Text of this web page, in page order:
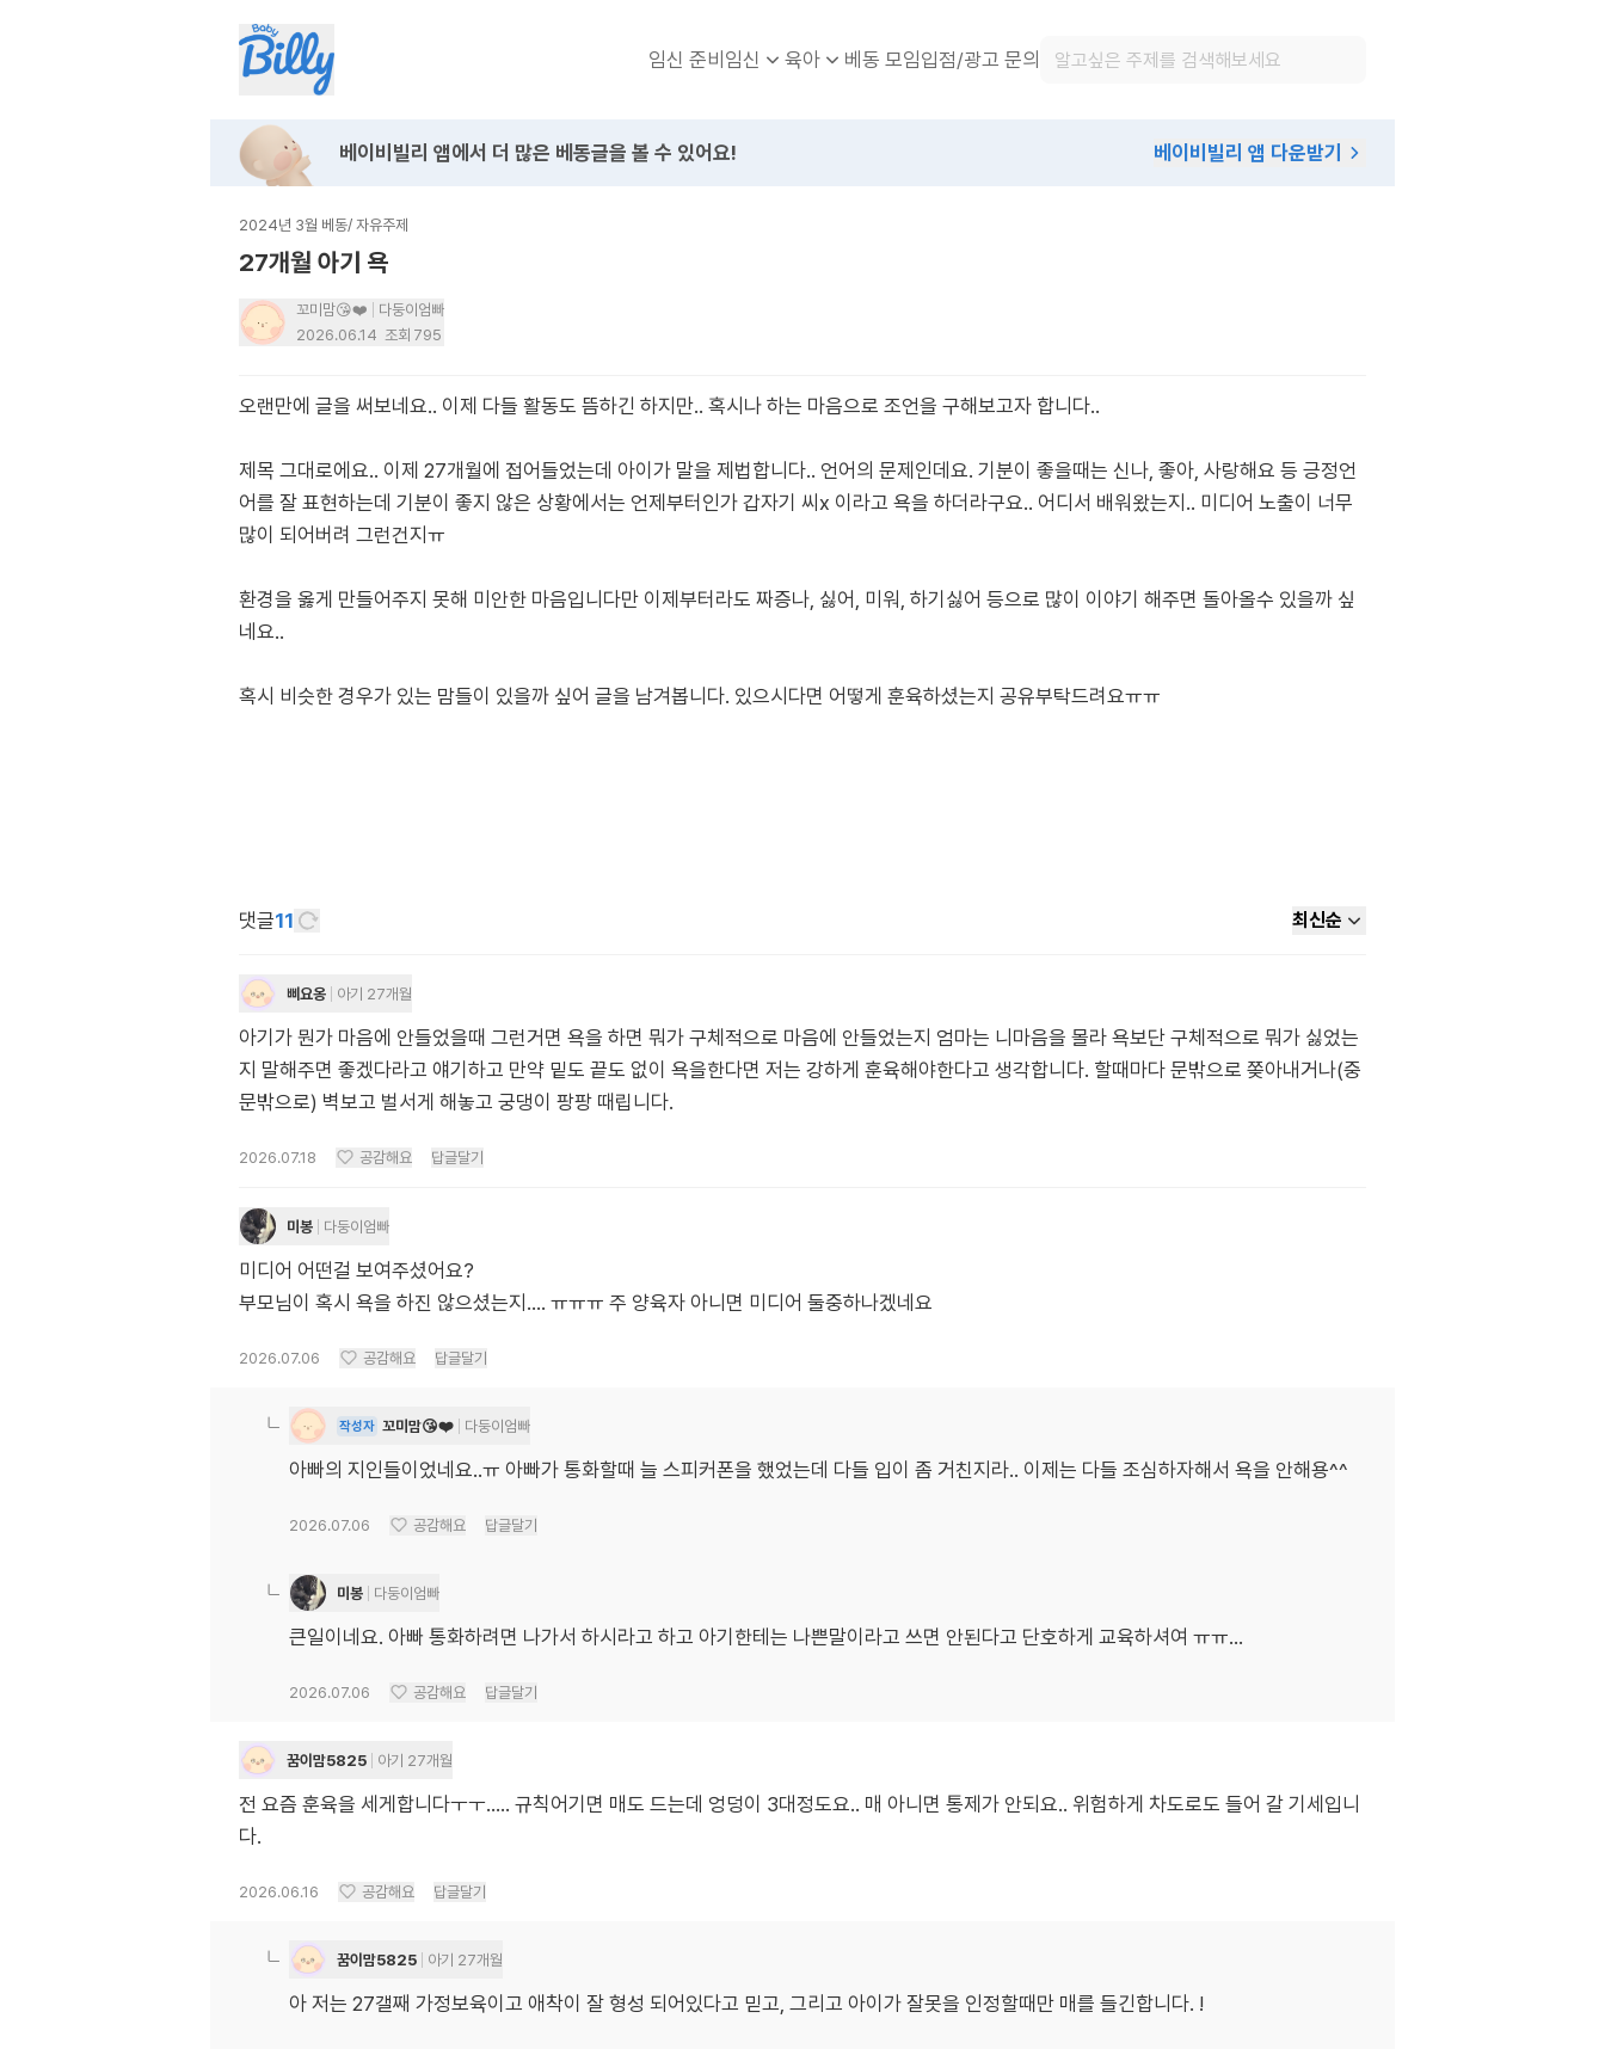
임신 준비임신 육아 베동 모임입점/광고 문의
베이비빌리 앱에서 더 많은 베동글을 볼 수 있어요! 베이비빌리 앱 다운받기
2024년 3월 베동/ 자유주제
27개월 아기 욕
꼬미맘😘❤️
다둥이엄빠
2026.06.14 조회 795
오랜만에 글을 써보네요.. 이제 다들 활동도 뜸하긴 하지만.. 혹시나 하는 마음으로 조언을 구해보고자 합니다..
제목 그대로에요.. 이제 27개월에 접어들었는데 아이가 말을 제법합니다.. 언어의 문제인데요. 기분이 좋을때는 신나, 좋아, 사랑해요 등 긍정언
어를 잘 표현하는데 기분이 좋지 않은 상황에서는 언제부터인가 갑자기 씨x 이라고 욕을 하더라구요.. 어디서 배워왔는지.. 미디어 노출이 너무
많이 되어버려 그런건지ㅠ
환경을 옳게 만들어주지 못해 미안한 마음입니다만 이제부터라도 짜증나, 싫어, 미워, 하기싫어 등으로 많이 이야기 해주면 돌아올수 있을까 싶
네요..
혹시 비슷한 경우가 있는 맘들이 있을까 싶어 글을 남겨봅니다. 있으시다면 어떻게 훈육하셨는지 공유부탁드려요ㅠㅠ
댓글11 최신순
삐요옹 아기 27개월
아기가 뭔가 마음에 안들었을때 그런거면 욕을 하면 뭐가 구체적으로 마음에 안들었는지 엄마는 니마음을 몰라 욕보단 구체적으로 뭐가 싫었는
지 말해주면 좋겠다라고 얘기하고 만약 밑도 끝도 없이 욕을한다면 저는 강하게 훈육해야한다고 생각합니다. 할때마다 문밖으로 쫒아내거나(중
문밖으로) 벽보고 벌서게 해놓고 궁댕이 팡팡 때립니다.
2026.07.18 공감해요 답글달기
미봉 다둥이엄빠
미디어 어떤걸 보여주셨어요?
부모님이 혹시 욕을 하진 않으셨는지.... ㅠㅠㅠ 주 양육자 아니면 미디어 둘중하나겠네요
2026.07.06 공감해요 답글달기
작성자 꼬미맘😘❤️ 다둥이엄빠
아빠의 지인들이었네요..ㅠ 아빠가 통화할때 늘 스피커폰을 했었는데 다들 입이 좀 거친지라.. 이제는 다들 조심하자해서 욕을 안해용^^
2026.07.06 공감해요 답글달기
미봉 다둥이엄빠
큰일이네요. 아빠 통화하려면 나가서 하시라고 하고 아기한테는 나쁜말이라고 쓰면 안된다고 단호하게 교육하셔여 ㅠㅠ...
2026.07.06 공감해요 답글달기
꿈이맘5825 아기 27개월
전 요즘 훈육을 세게합니다ㅜㅜ..... 규칙어기면 매도 드는데 엉덩이 3대정도요.. 매 아니면 통제가 안되요.. 위험하게 차도로도 들어 갈 기세입니
다.
2026.06.16 공감해요 답글달기
꿈이맘5825 아기 27개월
아 저는 27갤째 가정보육이고 애착이 잘 형성 되어있다고 믿고, 그리고 아이가 잘못을 인정할때만 매를 들긴합니다. !